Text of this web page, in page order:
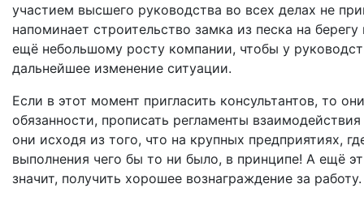
участием высшего руководства во всех делах не
напоминает строительство замка из песка на
ещё небольшому росту компании, чтобы у
дальнейшее изменение ситуации.
Если в этот момент пригласить консультантов, то
обязанности, прописать регламенты
они исходя из того, что на крупных предприятиях,
выполнения чего бы то ни было, в принципе! А ещё
значит, получить хорошее вознаграждение за